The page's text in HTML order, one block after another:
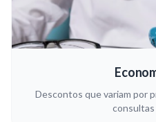
Descontos que variam por
consultas